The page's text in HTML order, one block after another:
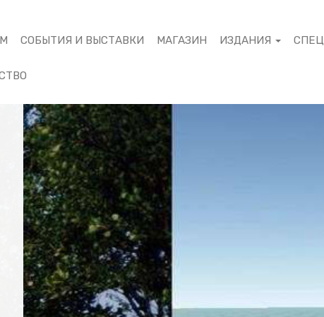
СОБЫТИЯ И ВЫСТАВКИ МАГАЗИН ИЗДАНИЯ